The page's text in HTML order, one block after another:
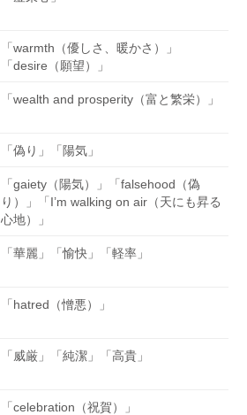
「warmth（優しさ、暖かさ）」
「desire（願望）」
「wealth and prosperity（富と繁栄）」
「偽り」「陽気」
「gaiety（陽気）」「falsehood（偽
り）」「I’m walking on air（天にも昇る
心地）」
「華麗」「愉快」「軽率」
「hatred（憎悪）」
「威厳」「純潔」「高貴」
「celebration（祝賀）」